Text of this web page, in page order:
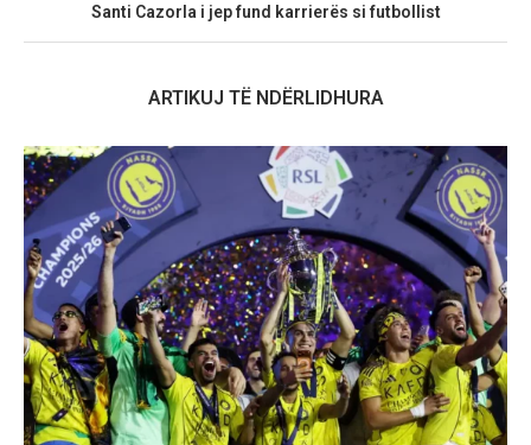
Santi Cazorla i jep fund karrierës si futbollist
ARTIKUJ TË NDËRLIDHURA